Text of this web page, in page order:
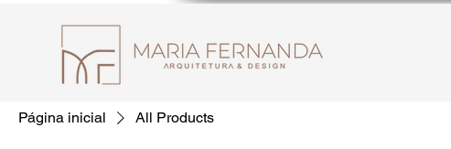
Página inicial All Products